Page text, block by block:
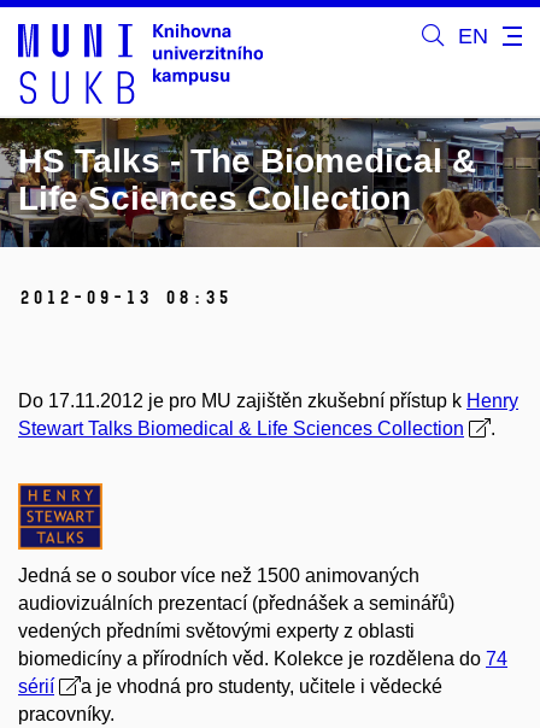
EN
HS Talks - The Biomedical &
Life Sciences Collection
2012-09-13 08:35
Do 17.11.2012 je pro MU zajištěn zkušební přístup k Henry
Stewart Talks Biomedical & Life Sciences Collection
.
Jedná se o soubor více než 1500 animovaných
audiovizuálních prezentací (přednášek a seminářů)
vedených předními světovými experty z oblasti
biomedicíny a přírodních věd. Kolekce je rozdělena do 74
sérií
a je vhodná pro studenty, učitele i vědecké
pracovníky.